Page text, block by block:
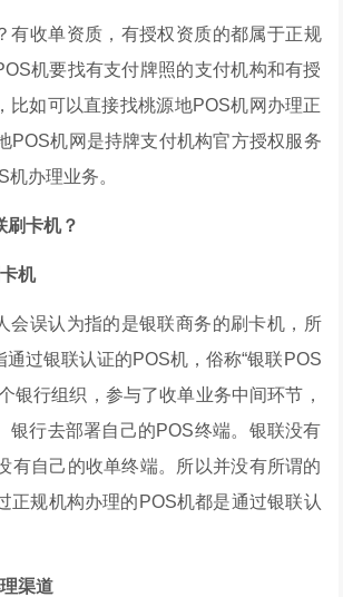
有收单资质，有授权资质的都属于正规
机要找有支付牌照的支付机构和有授
比如可以直接找桃源地POS机网办理正
POS机网是持牌支付机构官方授权服务
办理业务。
刷卡机？
机
会误认为指的是银联商务的刷卡机，所
通过银联认证的POS机，俗称“银联POS
银行组织，参与了收单业务中间环节，
银行去部署自己的POS终端。银联没有
有自己的收单终端。所以并没有所谓的
正规机构办理的POS机都是通过银联认
渠道